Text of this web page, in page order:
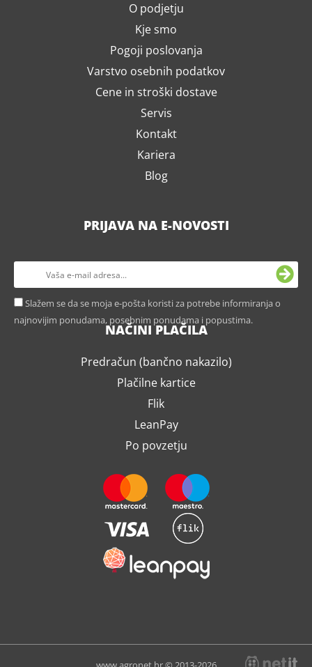
O podjetju
Kje smo
Pogoji poslovanja
Varstvo osebnih podatkov
Cene in stroški dostave
Servis
Kontakt
Kariera
Blog
PRIJAVA NA E-NOVOSTI
Slažem se da se moja e-pošta koristi za potrebe informiranja o
najnovijim ponudama, posebnim ponudama i popustima.
NAČINI PLAČILA
Predračun (bančno nakazilo)
Plačilne kartice
Flik
LeanPay
Po povzetju